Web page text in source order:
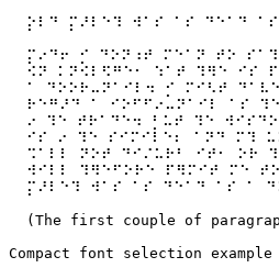
⡕⠇⠙ ⡍⠜⠇⠑⠹ ⠺⠁⠎ ⠁⠎ ⠙⠑⠁⠙
⡍⠔⠙⠖ ⡊ ⠙⠕⠝⠰⠞ ⠍⠑⠁⠝ ⠞⠕
⠪⠝ ⠅⠝⠪⠇⠫⠛⠑⠂ ⠱⠁⠞ ⠹⠻⠑ ⠊⠎
⠁ ⠙⠕⠕⠗⠤⠝⠁⠊⠇⠲ ⡊ ⠍⠊⠣⠞
⠗⠑⠛⠜⠙ ⠁ ⠊⠕⠋⠋⠔⠤⠝⠁⠊⠇ ⠁⠎
⠔ ⠹⠑ ⠞⠗⠁⠙⠑⠲ ⡃⠥⠞ ⠹⠑
⠊⠎ ⠔ ⠹⠑ ⠎⠊⠍⠊⠇⠑⠆ ⠁⠝⠙ ⠍⠹
⠩⠁⠇⠇ ⠝⠕⠞ ⠙⠊⠌⠥⠗⠃ ⠊⠞⠂ ⠕⠗
⠺⠊⠇⠇ ⠹⠻⠑⠋⠕⠗⠑ ⠏⠻⠍⠊⠞ ⠍⠑
⡍⠜⠇⠑⠹ ⠺⠁⠎ ⠁⠎ ⠙⠑⠁⠙ ⠁⠎ ⠁
(The first couple of
Compact font selection